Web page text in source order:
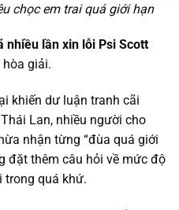
chọc em trai quá giới hạn
nhiều lần xin lỗi Psi Scott
giải.
khiến dư luận tranh cãi
Lan, nhiều người cho
nhận từng “đùa quá giới
đặt thêm câu hỏi về mức độ
trong quá khứ.